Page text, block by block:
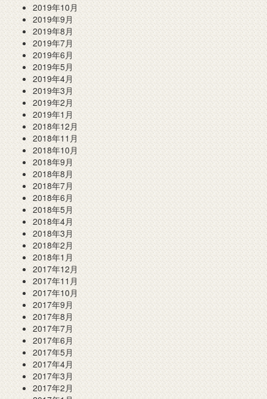
2019年10月
2019年9月
2019年8月
2019年7月
2019年6月
2019年5月
2019年4月
2019年3月
2019年2月
2019年1月
2018年12月
2018年11月
2018年10月
2018年9月
2018年8月
2018年7月
2018年6月
2018年5月
2018年4月
2018年3月
2018年2月
2018年1月
2017年12月
2017年11月
2017年10月
2017年9月
2017年8月
2017年7月
2017年6月
2017年5月
2017年4月
2017年3月
2017年2月